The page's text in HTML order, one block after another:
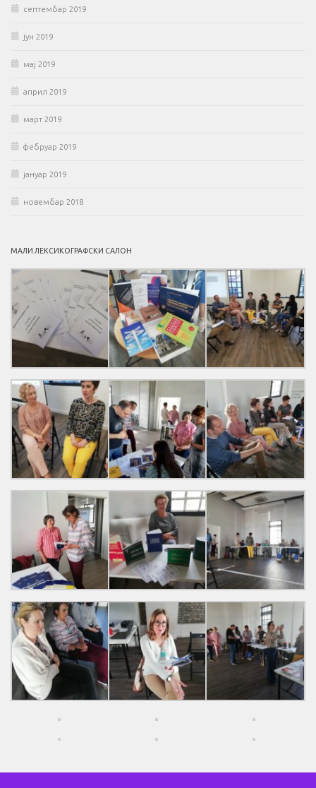
септембар 2019
јун 2019
мај 2019
април 2019
март 2019
фебруар 2019
јануар 2019
новембар 2018
МАЛИ ЛЕКСИКОГРАФСКИ САЛОН